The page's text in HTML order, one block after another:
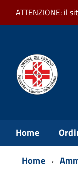
ATTENZIONE: il
Home
Home